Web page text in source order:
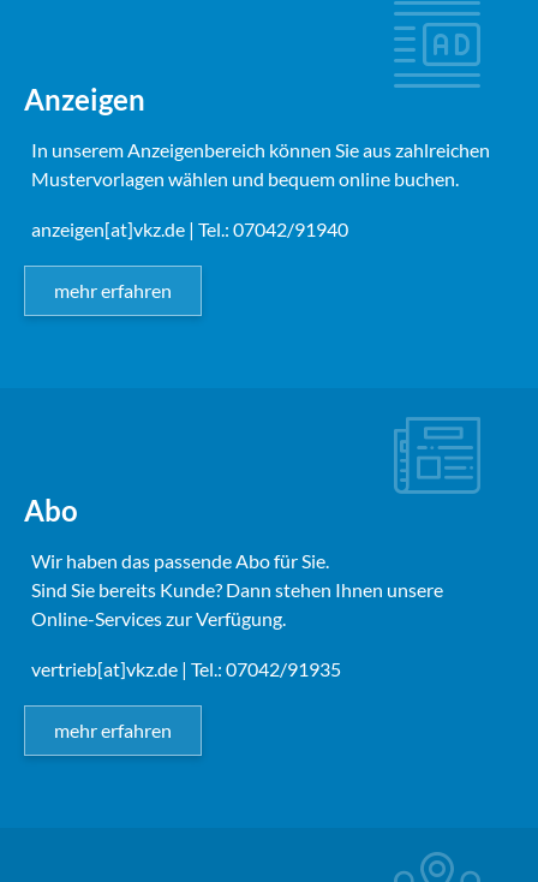
Anzeigen
In unserem Anzeigenbereich können Sie aus zahlreichen
Mustervorlagen wählen und bequem online buchen.
anzeigen[at]vkz.de | Tel.: 07042/91940
mehr erfahren
Abo
Wir haben das passende Abo für Sie.
Sind Sie bereits Kunde? Dann stehen Ihnen unsere
Online-Services zur Verfügung.
vertrieb[at]vkz.de | Tel.: 07042/91935
mehr erfahren